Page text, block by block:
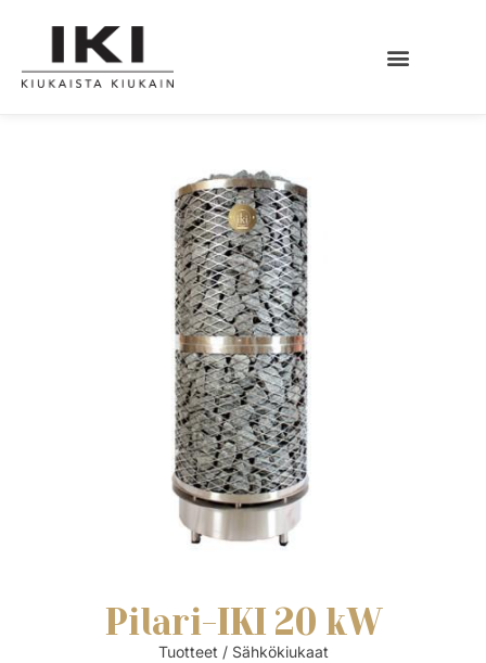
Pilari-IKI 20 kW
Tuotteet / Sähkökiukaat